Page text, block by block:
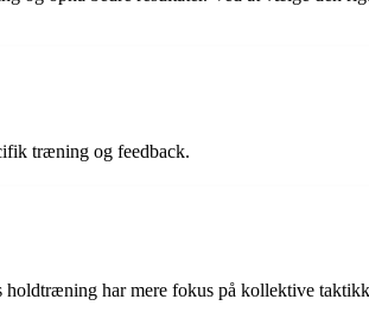
træning og feedback.
har mere fokus på kollektive